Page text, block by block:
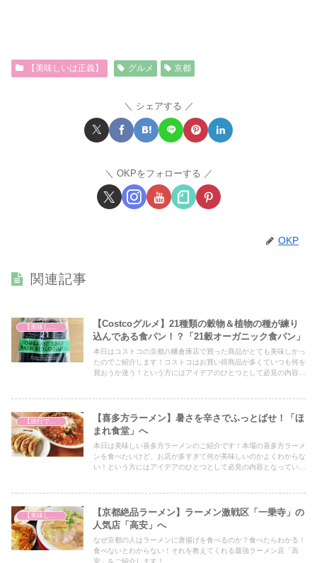
【美味しいは正義】 グルメ 京都
シェアする
OKPをフォローする
OKP
関連記事
【Costcoグルメ】21種類の穀物＆植物の種が練り
込んである食パン！？「21穀オーガニック食パン」
本日はコストコの京都八幡倉庫店で買った商品がとても美味しかっ
たのでご紹介します！コストコはお買い得商品が多くていつも何を
買おうか迷う！という方にはアイデアのひとつとして必見の内容と
【喜多方ラーメン】暑さを辛さでふっとばせ！「ほ
まれ食堂」へ
本日は美味しい喜多方ラーメンのご紹介です！本場の喜多方ラーメ
ンを食べたいけど、お店が多すぎて何が美味しいのかよくわからな
い！という方にはアイデアのひとつとして必見の内容となっていま
【京都絶品ラーメン】ラーメン激戦区「一乗寺」の
人気店「高安」へ
なぜ京都の人はラーメンに唐揚げを食べるのか？食べたらわかる！
食べないとわからない！それを教えてくれる最強ラーメン店「高
安」をご紹介します！